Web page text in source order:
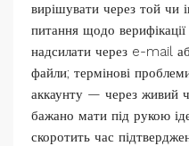
вирішувати через той чи
питання щодо
надсилати через e-mail
файли; термінові
аккаунту — через живий
бажано мати під рукою
скоротить час